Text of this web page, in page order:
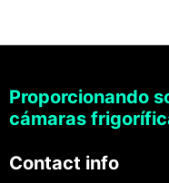
Proporcionando
cámaras
Contact info